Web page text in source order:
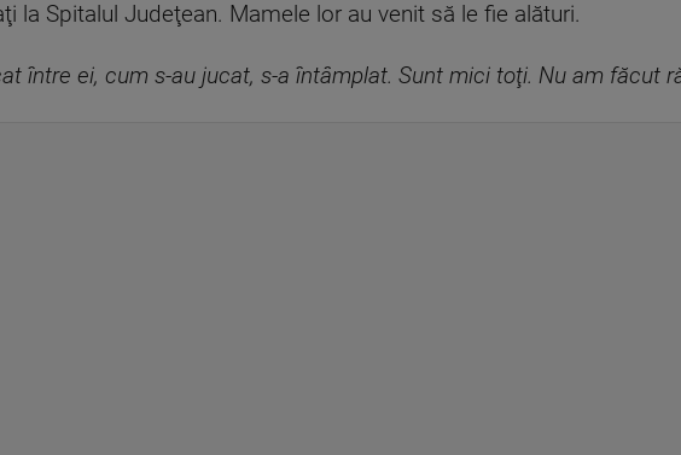
la Spitalul Judeţean. Mamele lor au venit să le fie alături.
între ei, cum s-au jucat, s-a întâmplat. Sunt mici toţi. Nu am făcut